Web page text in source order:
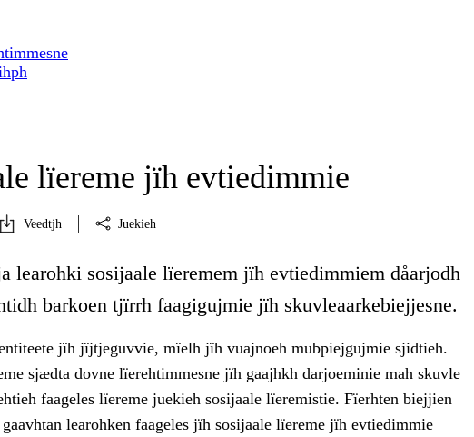
lïereme jïh evtiedimmie
Veedtjh Juekieh
learohki sosijaale lïeremem jïh evtiedimmiem dåarjodh
barkoen tjïrrh faagigujmie jïh skuvleaarkebiejjesne.
jïh jïjtjeguvvie, mïelh jïh vuajnoeh mubpiejgujmie sjidtieh.
sjædta dovne lïerehtimmesne jïh gaajhkh darjoeminie mah skuvle
faageles lïereme juekieh sosijaale lïeremistie. Fïerhten biejjien
gaavhtan learohken faageles jïh sosijaale lïereme jïh evtiedimmie